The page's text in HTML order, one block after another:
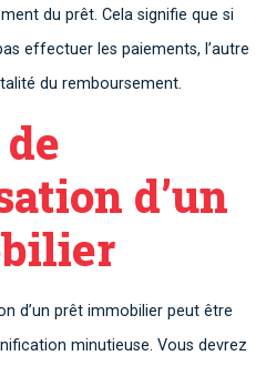
du prêt. Cela signifie que si
effectuer les paiements, l’autre
du remboursement.
d’un
d’un prêt immobilier peut être
minutieuse. Vous devrez